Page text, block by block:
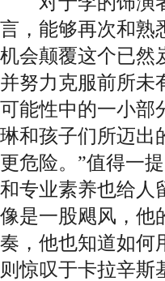
言，能够再次和熟
机会颠覆这个已然
并努力克服前所未
可能性中的一小部
琳和孩子们所迈出
更危险。”值得一
和专业素养也给人
像是一股飓风，他
奏，他也知道如何
则惊叹于卡拉辛斯